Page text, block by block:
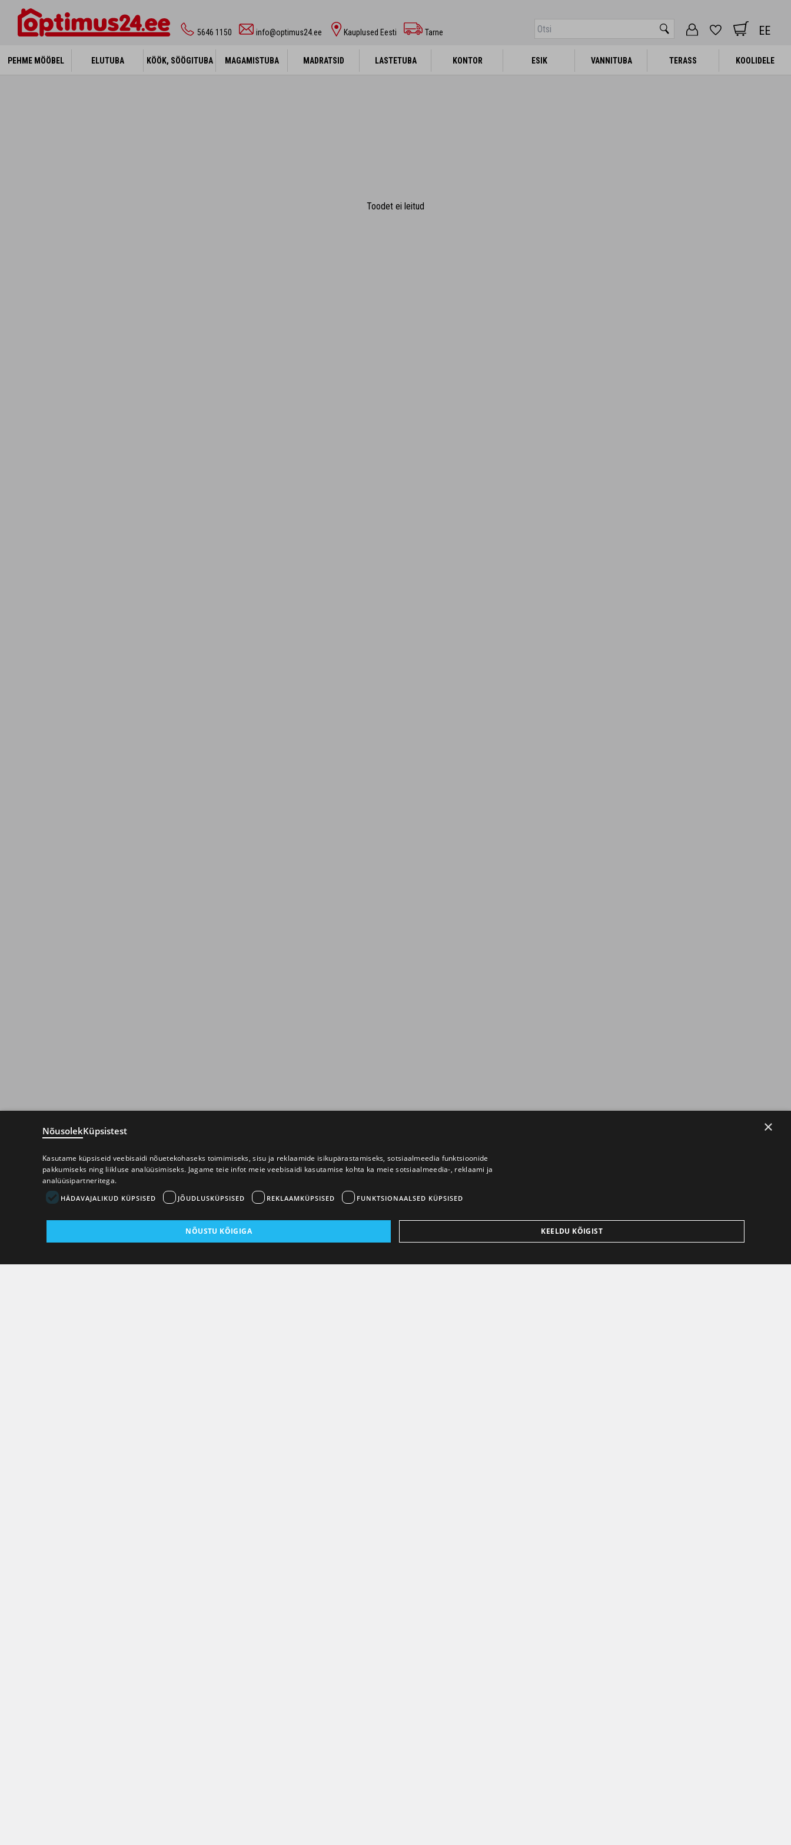
5646 1150 info@optimus24.ee Kauplused Eesti Tarne EE
PEHME MÖÖBEL ELUTUBA KÖÖK, SÖÖGITUBA MAGAMISTUBA MADRATSID LASTETUBA KONTOR ESIK VANNITUBA TERASS KOOLIDELE
PEHME MÖÖBEL ELUTUBA KÖÖK, SÖÖGITUBA MAGAMISTUBA MADRATSID LASTETUBA KONTOR ESIK VANNITUBA TERASS KOOLIDELE
Toodet ei leitud
×
NõusolekKüpsistest
Kasutame küpsiseid veebisaidi nõuetekohaseks toimimiseks, sisu ja reklaamide isikupärastamiseks, sotsiaalmeedia funktsioonide
pakkumiseks ning liikluse analüüsimiseks. Jagame teie infot meie veebisaidi kasutamise kohta ka meie sotsiaalmeedia-, reklaami ja
analüüsipartneritega.
HÄDAVAJALIKUD KÜPSISED JÕUDLUSKÜPSISED REKLAAMKÜPSISED FUNKTSIONAALSED KÜPSISED
NÕUSTU KÕIGIGA KEELDU KÕIGIST